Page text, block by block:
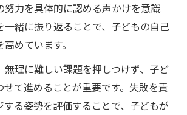
努力を具体的に認める声かけを意識
一緒に振り返ることで、子どもの自己
めています。
無理に難しい課題を押しつけず、子ど
せて進めることが重要です。失敗を責
する姿勢を評価することで、子どもが